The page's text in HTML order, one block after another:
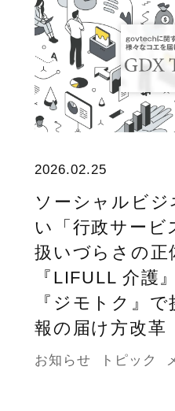
2026.02.25
ソーシャルビ
い「行政サービ
扱いづらさの正
『LIFULL 介護
『ジモトク』
報の届け方改革
お知らせ トピック